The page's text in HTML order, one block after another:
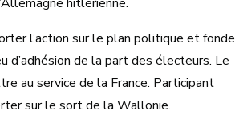
l’action sur le plan politique et fonde
d’adhésion de la part des électeurs. Le
au service de la France. Participant
sur le sort de la Wallonie.